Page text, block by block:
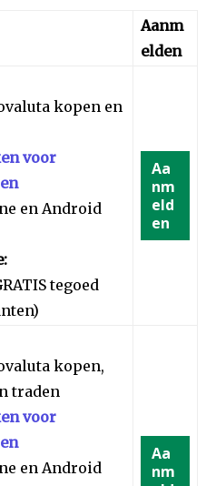
Aanm
elden
kopen en
voor
en Android
tegoed
Aa
nm
eld
en
kopen,
traden
voor
en Android
Aa
nm